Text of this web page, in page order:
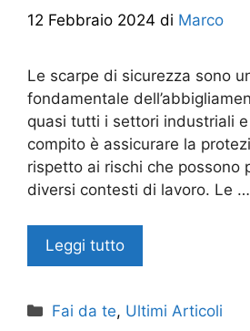
12 Febbraio 2024 di Marco
Le scarpe di sicurezza sono
fondamentale
quasi tutti i settori industriali
compito è assicurare la
rispetto ai rischi che possono
diversi contesti di lavoro. Le …
Leggi tutto
Categorie
Fai da te, Ultimi Articoli